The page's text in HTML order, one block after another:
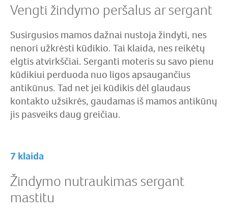
Vengti žindymo peršalus ar sergant
Susirgusios mamos dažnai nustoja žindyti, nes
nenori užkrėsti kūdikio. Tai klaida, nes reikėtų
elgtis atvirkščiai. Serganti moteris su savo pienu
kūdikiui perduoda nuo ligos apsaugančius
antikūnus. Tad net jei kūdikis dėl glaudaus
kontakto užsikrės, gaudamas iš mamos antikūnų
jis pasveiks daug greičiau.
7 klaida
Žindymo nutraukimas sergant
mastitu